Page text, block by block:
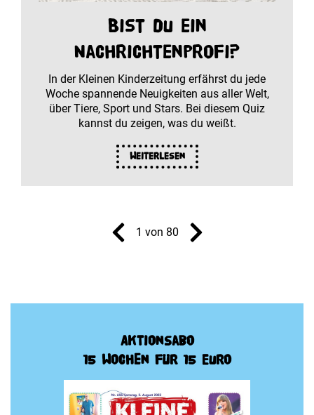
Bist du ein
Nachrichtenprofi?
In der Kleinen Kinderzeitung erfährst du jede
Woche spannende Neuigkeiten aus aller Welt,
über Tiere, Sport und Stars. Bei diesem Quiz
kannst du zeigen, was du weißt.
Weiterlesen
1 von 80
Aktionsabo
15 Wochen für 15 Euro